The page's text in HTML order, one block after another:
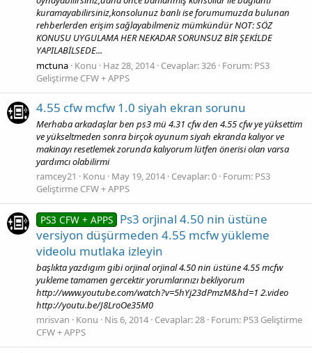
kuramayabilirsiniz,konsolunuz banlı ise forumumuzda bulunan
rehberlerden erişim sağlayabilmeniz mümkündür NOT: SÖZ
KONUSU UYGULAMA HER NEKADAR SORUNSUZ BİR ŞEKİLDE
YAPILABİLSEDE...
mctuna Konu Haz 28, 2014 Cevaplar: 326 Forum: PS3
Geliştirme CFW + APPS
4.55 cfw mcfw 1.0 siyah ekran sorunu
Merhaba arkadaşlar ben ps3 mü 4.31 cfw den 4.55 cfw ye yüksettim
ve yükseltmeden sonra birçok oyunum siyah ekranda kalıyor ve
makinayı resetlemek zorunda kalıyorum lütfen önerisi olan varsa
yardımcı olabilirmi
ramcey21
Konu May 19, 2014 Cevaplar: 0 Forum: PS3
Geliştirme CFW + APPS
PS3 CFW + APPS Ps3 orjinal 4.50 nin üstüne
versiyon düşürmeden 4.55 mcfw yükleme
videolu mutlaka izleyin
başlıkta yazdıgım gibi orjinal orjinal 4.50 nin üstüne 4.55 mcfw
yukleme tamamen gercektir yorumlarınızı bekliyorum
http://www.youtube.com/watch?v=5hYj23dPmzM&hd=1 2.video
http://youtu.be/J8LroOe35M0
mrisvan
Konu Nis 6, 2014 Cevaplar: 28 Forum: PS3 Geliştirme
CFW + APPS